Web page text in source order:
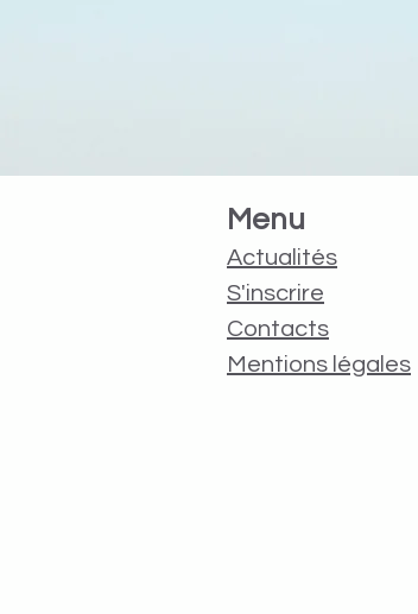
Menu
Actualités
S'inscrire
Contacts
Mentions légales